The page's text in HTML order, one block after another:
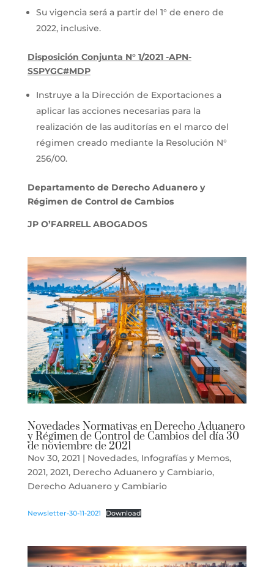
Su vigencia será a partir del 1° de enero de
2022, inclusive.
Disposición Conjunta N° 1/2021 -APN-
SSPYGC#MDP
Instruye a la Dirección de Exportaciones a
aplicar las acciones necesarias para la
realización de las auditorías en el marco del
régimen creado mediante la Resolución N°
256/00.
Departamento de Derecho Aduanero y
Régimen de Control de Cambios
JP O’FARRELL ABOGADOS
Novedades Normativas en Derecho Aduanero
y Régimen de Control de Cambios del día 30
de noviembre de 2021
Nov 30, 2021 | Novedades, Infografías y Memos,
2021, 2021, Derecho Aduanero y Cambiario,
Derecho Aduanero y Cambiario
Newsletter-30-11-2021 Download